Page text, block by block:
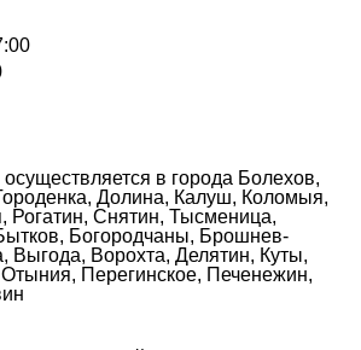
в города Болехов,
Долина, Калуш, Коломыя,
Рогатин, Снятин, Тысменица,
Богородчаны, Брошнев-
Выгода, Ворохта, Делятин, Куты,
Перегинское, Печенежин,